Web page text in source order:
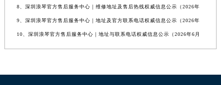
8、深圳浪琴官方售后服务中心｜维修地址及售后热线权威信息公示（2026年
9、深圳浪琴官方售后服务中心｜地址及官方联系电话权威信息公示（2026年
10、深圳浪琴官方售后服务中心｜地址与联系电话权威信息公示（2026年6月